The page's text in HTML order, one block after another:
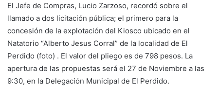
El Jefe de Compras, Lucio Zarzoso, recordó sobre el
llamado a dos licitación pública; el primero para la
concesión de la explotación del Kiosco ubicado en el
Natatorio “Alberto Jesus Corral” de la localidad de El
Perdido (foto) . El valor del pliego es de 798 pesos. La
apertura de las propuestas será el 27 de Noviembre a las
9:30, en la Delegación Municipal de El Perdido.